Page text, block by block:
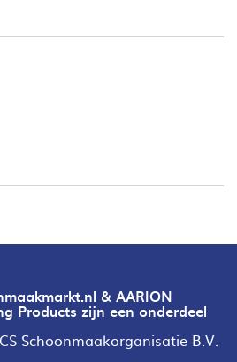
& AARION
Products zijn een onderdeel
Schoonmaakorganisatie B.V.